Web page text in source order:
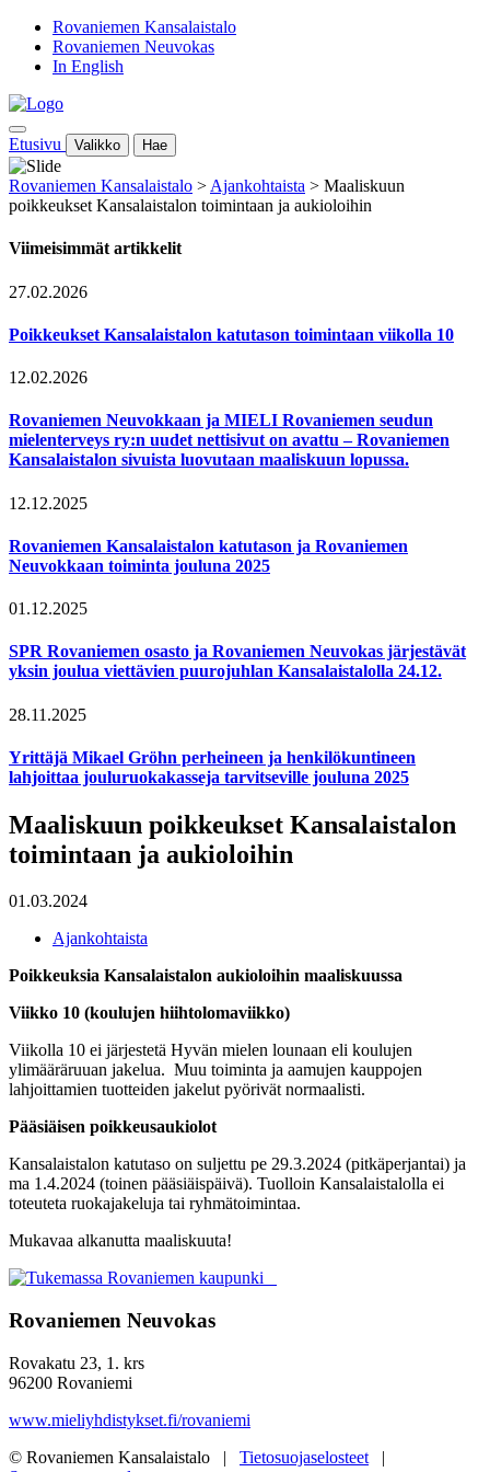
Rovaniemen Kansalaistalo
Rovaniemen Neuvokas
In English
Etusivu Valikko Hae
Rovaniemen Kansalaistalo > Ajankohtaista > Maaliskuun
poikkeukset Kansalaistalon toimintaan ja aukioloihin
Viimeisimmät artikkelit
27.02.2026
Poikkeukset Kansalaistalon katutason toimintaan viikolla 10
12.02.2026
Rovaniemen Neuvokkaan ja MIELI Rovaniemen seudun
mielenterveys ry:n uudet nettisivut on avattu – Rovaniemen
Kansalaistalon sivuista luovutaan maaliskuun lopussa.
12.12.2025
Rovaniemen Kansalaistalon katutason ja Rovaniemen
Neuvokkaan toiminta jouluna 2025
01.12.2025
SPR Rovaniemen osasto ja Rovaniemen Neuvokas järjestävät
yksin joulua viettävien puurojuhlan Kansalaistalolla 24.12.
28.11.2025
Yrittäjä Mikael Gröhn perheineen ja henkilökuntineen
lahjoittaa jouluruokakasseja tarvitseville jouluna 2025
Maaliskuun poikkeukset Kansalaistalon
toimintaan ja aukioloihin
01.03.2024
Ajankohtaista
Poikkeuksia Kansalaistalon aukioloihin maaliskuussa
Viikko 10 (koulujen hiihtolomaviikko)
Viikolla 10 ei järjestetä Hyvän mielen lounaan eli koulujen
ylimääräruuan jakelua. Muu toiminta ja aamujen kauppojen
lahjoittamien tuotteiden jakelut pyörivät normaalisti.
Pääsiäisen poikkeusaukiolot
Kansalaistalon katutaso on suljettu pe 29.3.2024 (pitkäperjantai) ja
ma 1.4.2024 (toinen pääsiäispäivä). Tuolloin Kansalaistalolla ei
toteuteta ruokajakeluja tai ryhmätoimintaa.
Mukavaa alkanutta maaliskuuta!
Rovaniemen Neuvokas
Rovakatu 23, 1. krs
96200 Rovaniemi
www.mieliyhdistykset.fi/rovaniemi
© Rovaniemen Kansalaistalo | Tietosuojaselosteet |